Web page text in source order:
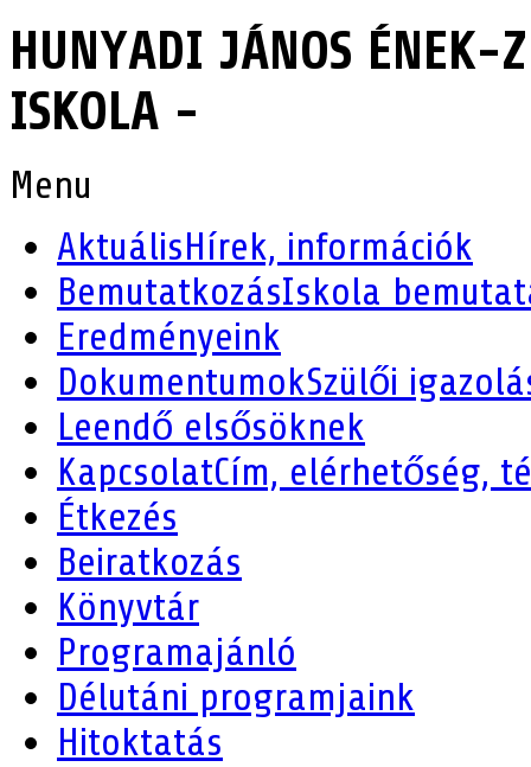
HUNYADI JÁNOS ÉNEK-
ISKOLA -
Menu
AktuálisHírek, információk
BemutatkozásIskola
Eredményeink
DokumentumokSzülői
Leendő elsősöknek
KapcsolatCím, elérhetőség,
Étkezés
Beiratkozás
Könyvtár
Programajánló
Délutáni programjaink
Hitoktatás